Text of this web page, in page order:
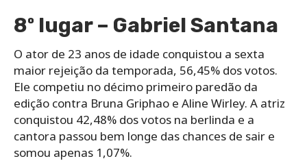
8º lugar – Gabriel Santana
O ator de 23 anos de idade conquistou a sexta
maior rejeição da temporada, 56,45% dos votos.
Ele competiu no décimo primeiro paredão da
edição contra Bruna Griphao e Aline Wirley. A atriz
conquistou 42,48% dos votos na berlinda e a
cantora passou bem longe das chances de sair e
somou apenas 1,07%.